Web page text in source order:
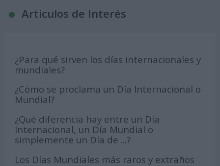
Articulos de Interés
¿Para qué sirven los días internacionales y
mundiales?
¿Cómo se proclama un Día Internacional o
Mundial?
¿Qué diferencia hay entre un Día
Internacional, un Día Mundial o
simplemente un Día de ...?
Los Días Mundiales más raros y extraños